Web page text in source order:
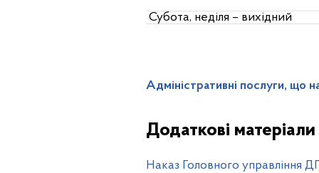
Субота, неділя – вихідний
Адміністративні послуги, що
Додаткові матеріали
Наказ Головного управління